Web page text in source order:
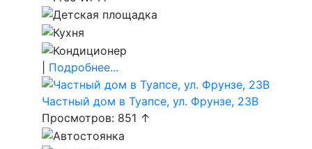
Подробнее...
Частный дом в Туапсе, ул. Фрунзе, 23В
Просмотров: 851 ↑